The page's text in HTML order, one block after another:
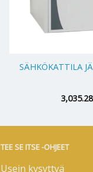
SÄHKÖKATTILA
3,035.28
TEE SE ITSE -OHJEET
Usein kysyttyä